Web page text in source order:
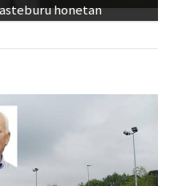
honetan